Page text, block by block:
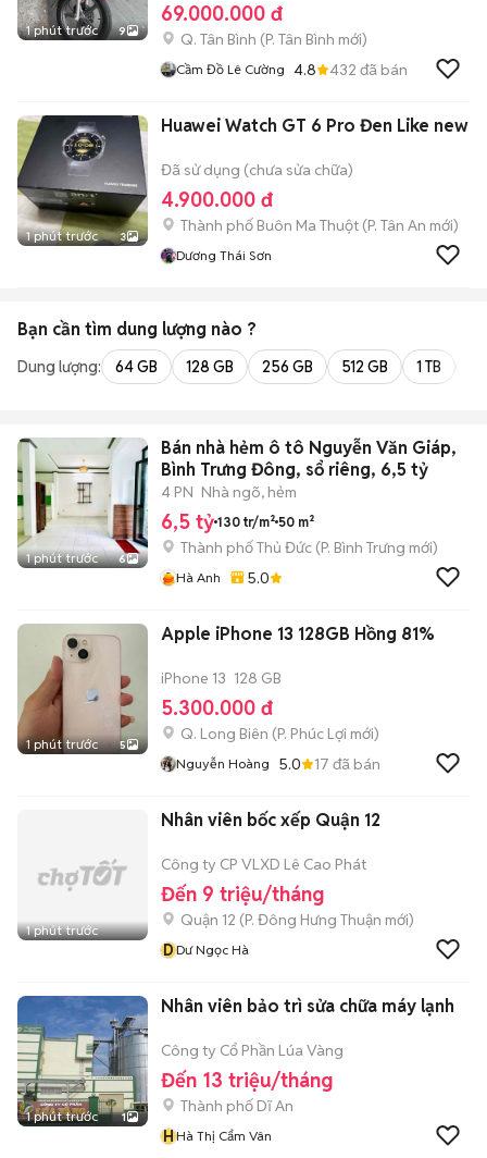
1 phút trước 9
69.000.000 đ
Q. Tân Bình (P. Tân Bình mới)
Cầm Đồ Lê Cường 4.8 432 đã bán
1 phút trước 3
Huawei Watch GT 6 Pro Đen Like new
Đã sử dụng (chưa sửa chữa)
4.900.000 đ
Thành phố Buôn Ma Thuột (P. Tân An mới)
Dương Thái Sơn
Bạn cần tìm dung lượng nào ?
Dung lượng: 64 GB 128 GB 256 GB 512 GB 1 TB
1 phút trước 6
Bán nhà hẻm ô tô Nguyễn Văn Giáp,
Bình Trưng Đông, sổ riêng, 6,5 tỷ
4 PN Nhà ngõ, hẻm
6,5 tỷ 130 tr/m² 50 m²
Thành phố Thủ Đức (P. Bình Trưng mới)
Hà Anh 5.0
1 phút trước 5
Apple iPhone 13 128GB Hồng 81%
iPhone 13 128 GB
5.300.000 đ
Q. Long Biên (P. Phúc Lợi mới)
Nguyễn Hoàng 5.0 17 đã bán
1 phút trước
Nhân viên bốc xếp Quận 12
Công ty CP VLXD Lê Cao Phát
Đến 9 triệu/tháng
Quận 12 (P. Đông Hưng Thuận mới)
DDư Ngọc Hà
1 phút trước 1
Nhân viên bảo trì sửa chữa máy lạnh
Công ty Cổ Phần Lúa Vàng
Đến 13 triệu/tháng
Thành phố Dĩ An
HHà Thị Cẩm Vân